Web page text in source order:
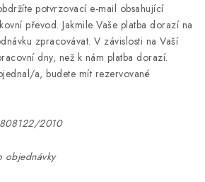
potvrzovací e-mail obsahující
převod. Jakmile Vaše platba dorazí na
zpracovávat. V závislosti na Vaší
dny, než k nám platba dorazí.
a, budete mít rezervované
2010
objednávky